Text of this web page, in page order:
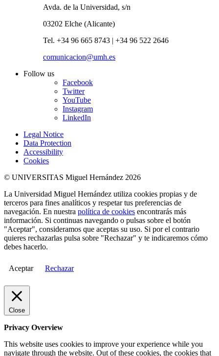
Avda. de la Universidad, s/n
03202 Elche (Alicante)
Tel. +34 96 665 8743 | +34 96 522 2646
comunicacion@umh.es
Follow us
Facebook
Twitter
YouTube
Instagram
LinkedIn
Legal Notice
Data Protection
Accessibility
Cookies
© UNIVERSITAS Miguel Hernández 2026
La Universidad Miguel Hernández utiliza cookies propias y de
terceros para fines analíticos y respetar tus preferencias de
navegación. En nuestra política de cookies encontrarás más
información. Si continuas navegando o pulsas sobre el botón
"Aceptar", consideramos que aceptas su uso. Si por el contrario
quieres rechazarlas pulsa sobre "Rechazar" y te indicaremos cómo
debes hacerlo.
Aceptar Rechazar
Close
Privacy Overview
This website uses cookies to improve your experience while you
navigate through the website. Out of these cookies, the cookies that